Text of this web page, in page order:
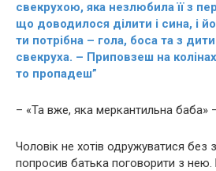
свекрухою, яка незлюбила її з
що доводилося ділити і сина, і
ти потрібна – гoлa, боса та з
свекруха. – Приповзеш на
то пропадеш”
– «Та вже, яка меркантильна баба»
Чоловік не хотів одружуватися без
попросив батька поговорити з нею.